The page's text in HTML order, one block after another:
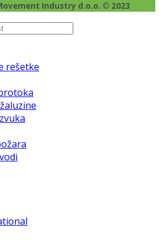
Industry d.o.o. © 2023
rešetke